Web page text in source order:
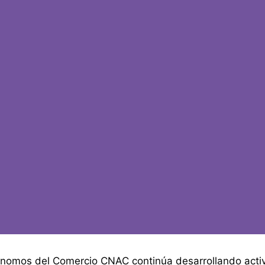
del Comercio CNAC continúa desarrollando